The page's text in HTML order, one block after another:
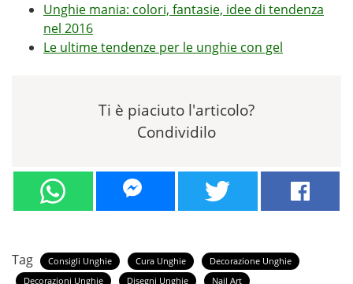
Unghie mania: colori, fantasie, idee di tendenza
nel 2016
Le ultime tendenze per le unghie con gel
Ti è piaciuto l'articolo?
Condividilo
Tag Consigli Unghie Cura Unghie
Decorazione Unghie
Decorazioni Unghie
Disegni Unghie
Nail Art